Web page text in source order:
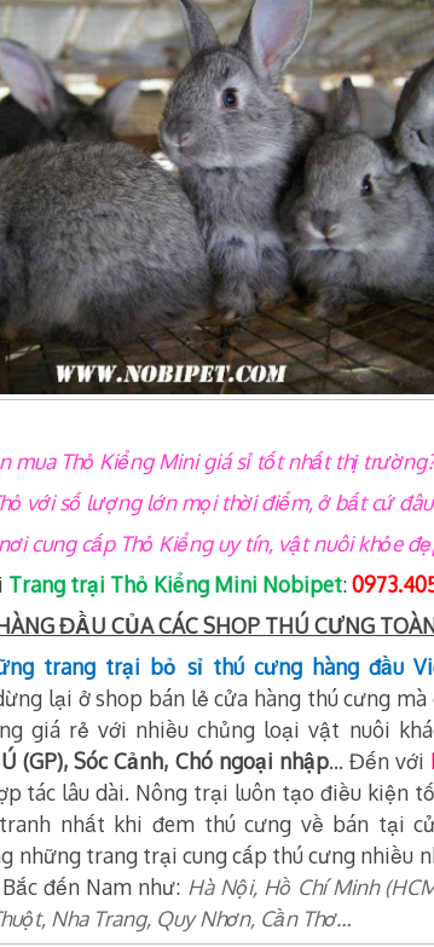
mua Thỏ Kiểng Mini giá sỉ tốt nhất thị trường?
với số lượng lớn mọi thời điểm, ở bất cứ
cung cấp Thỏ Kiểng uy tín, vật nuôi khỏe
Trang trại Thỏ Kiểng Mini Nobipet:
ĐẦU CỦA CÁC SHOP THÚ CƯNG
trang trại bỏ sỉ thú cưng hàng đầu
lại ở shop bán lẻ cửa hàng thú cưng
giá rẻ với nhiều chủng loại vật nuôi
(GP), Sóc Cảnh, Chó ngoại nhập… Đến với
tác lâu dài. Nông trại luôn tạo điều kiện
nhất khi đem thú cưng về bán tại
những trang trại cung cấp thú cưng nhiều
đến Nam như: Hà Nội, Hồ Chí Minh
Nha Trang, Quy Nhơn, Cần Thơ…